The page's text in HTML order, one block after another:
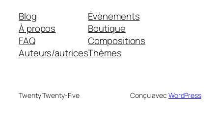
Blog
À propos
FAQ
Auteurs/autrices
Évènements
Boutique
Compositions
Thèmes
Twenty Twenty-Five Conçu avec WordPress